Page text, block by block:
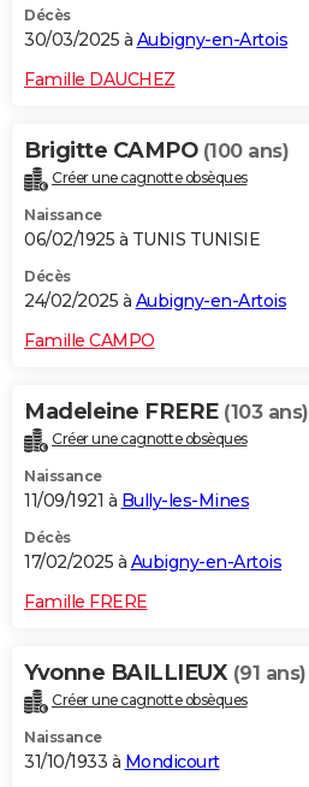
Décès
30/03/2025 à Aubigny-en-Artois
Famille DAUCHEZ
Brigitte CAMPO (100 ans)
Créer une cagnotte obsèques
Naissance
06/02/1925 à TUNIS TUNISIE
Décès
24/02/2025 à Aubigny-en-Artois
Famille CAMPO
Madeleine FRERE (103 ans)
Créer une cagnotte obsèques
Naissance
11/09/1921 à Bully-les-Mines
Décès
17/02/2025 à Aubigny-en-Artois
Famille FRERE
Yvonne BAILLIEUX (91 ans)
Créer une cagnotte obsèques
Naissance
31/10/1933 à Mondicourt